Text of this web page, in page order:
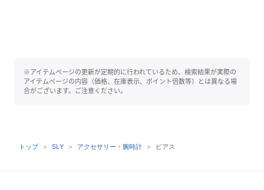
※アイテムページの更新が定期的に行われているため、検索結果が実際の
アイテムページの内容（価格、在庫表示、ポイント倍数等）とは異なる場
合がございます。ご注意ください。
トップ SLY アクセサリー・腕時計 ピアス